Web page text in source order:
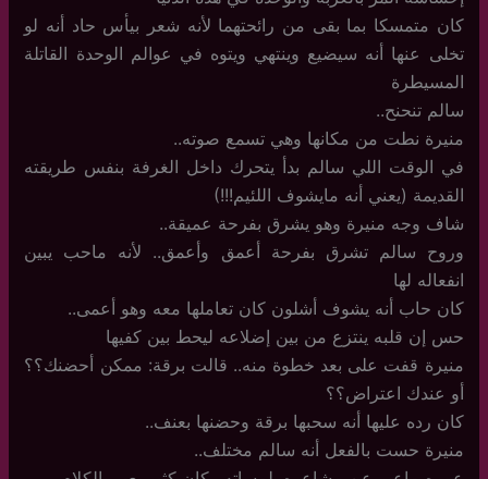
كان متمسكا بما بقى من رائحتهما لأنه شعر بيأس حاد أنه لو
تخلى عنها أنه سيضيع وينتهي ويتوه في عوالم الوحدة القاتلة
المسيطرة
سالم تنحنح..
منيرة نطت من مكانها وهي تسمع صوته..
في الوقت اللي سالم بدأ يتحرك داخل الغرفة بنفس طريقته
القديمة (يعني أنه مايشوف اللئيم!!!)
شاف وجه منيرة وهو يشرق بفرحة عميقة..
وروح سالم تشرق بفرحة أعمق وأعمق.. لأنه ماحب يبين
انفعاله لها
كان حاب أنه يشوف أشلون كان تعاملها معه وهو أعمى..
حس إن قلبه ينتزع من بين إضلاعه ليحط بين كفيها
منيرة قفت على بعد خطوة منه.. قالت برقة: ممكن أحضنك؟؟
أو عندك اعتراض؟؟
كان رده عليها أنه سحبها برقة وحضنها بعنف..
منيرة حست بالفعل أنه سالم مختلف..